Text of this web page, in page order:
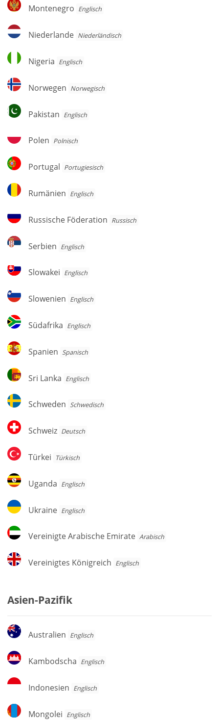
Montenegro
Montenegro Englisch
Niederlande
Niederlande Niederländisch
Nigeria
Nigeria Englisch
Norwegen
Norwegen Norwegisch
Pakistan
Pakistan Englisch
Polen
Polen Polnisch
Portugal
Portugal Por­tu­gie­sisch
Rumänien
Rumänien Englisch
Russische
Föderation
Russische Föderation Russisch
Serbien
Serbien Englisch
Slowakei
Slowakei Englisch
Slowenien
Slowenien Englisch
Südafrika
Südafrika Englisch
Spanien
Spanien Spanisch
Sri
Lanka
Sri Lanka Englisch
Schweden
Schweden Schwedisch
Schweiz
Schweiz Deutsch
Türkei
Türkei Türkisch
Uganda
Uganda Englisch
Ukraine
Ukraine Englisch
Vereinigte
Arabische
Vereinigte Arabische Emirate Arabisch
Vereinigtes
Königreich
Vereinigtes Königreich Englisch
Asien-Pazifik
Australien
Australien Englisch
Kambodscha
Kambodscha Englisch
Indonesien
Indonesien Englisch
Mongolei
Mongolei Englisch